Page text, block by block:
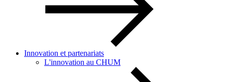
Innovation et partenariats
L'innovation au CHUM